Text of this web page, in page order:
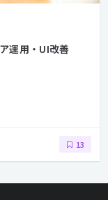
運用・UI改善
13